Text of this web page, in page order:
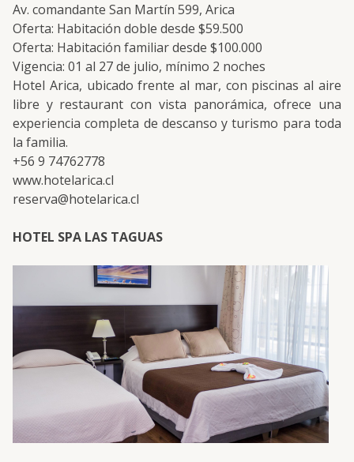
Av. comandante San Martín 599, Arica
Oferta: Habitación doble desde $59.500
Oferta: Habitación familiar desde $100.000
Vigencia: 01 al 27 de julio, mínimo 2 noches
Hotel Arica, ubicado frente al mar, con piscinas al aire
libre y restaurant con vista panorámica, ofrece una
experiencia completa de descanso y turismo para toda
la familia.
+56 9 74762778
www.hotelarica.cl
reserva@hotelarica.cl
HOTEL SPA LAS TAGUAS